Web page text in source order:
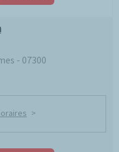
- 07300